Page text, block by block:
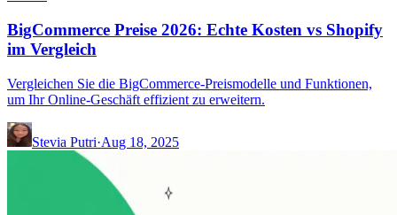
BigCommerce Preise 2026: Echte Kosten vs Shopify
im Vergleich
Vergleichen Sie die BigCommerce-Preismodelle und Funktionen,
um Ihr Online-Geschäft effizient zu erweitern.
Stevia Putri·Aug 18, 2025